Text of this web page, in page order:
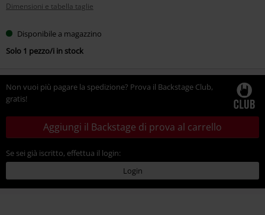
tua
Dimensioni e tabella taglie
Disponibile a magazzino
Solo 1 pezzo/i in stock
Non vuoi più pagare la spedizione? Prova il Backstage Club,
gratis!
Aggiungi il Backstage di prova al carrello
Se sei già iscritto, effettua il login:
Login